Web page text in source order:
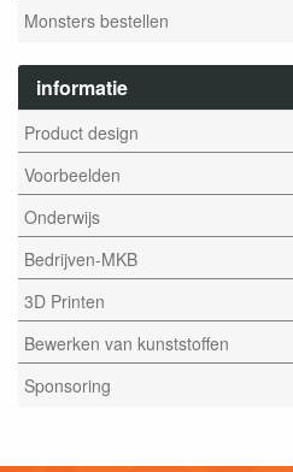
Monsters bestellen
informatie
Product design
Voorbeelden
Onderwijs
Bedrijven-MKB
3D Printen
Bewerken van kunststoffen
Sponsoring